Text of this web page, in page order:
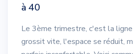
à 40
Le 3ème trimestre, c'est la
grossit vite, l'espace se réduit,